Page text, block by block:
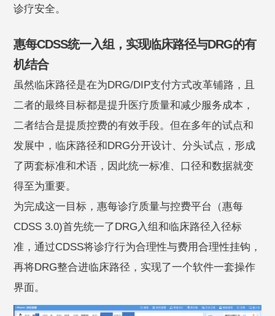
诊疗安全。
惠每CDSS统一入组，实现临床路径与DRG的有
机结合
虽然临床路径是在为DRG/DIP支付方式改革铺路，且
二者的最终目标都是提升医疗质量和减少服务成本，
二者结合是提质控费的有效手段。但在多年的试点和
发展中，临床路径和DRG分开设计、分头试点，形成
了两套标准和术语，因此统一标准、口径和数据就变
得至为重要。
为完成这一目标，惠每诊疗质量与控费平台（惠每
CDSS 3.0)首先统一了DRG入组和临床路径入径标
准，通过CDSS将诊疗行为合理性与费用合理性挂钩，
再将DRG整合进临床路径，实现了一个软件一套操作
界面。